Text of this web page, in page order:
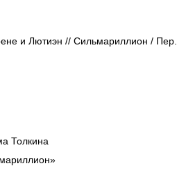
и Лютиэн // Сильмариллион / Пер.
Толкина